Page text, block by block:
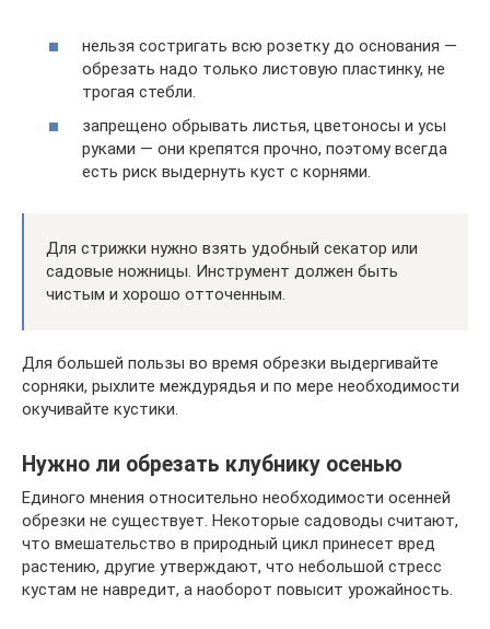
нельзя состригать всю розетку до основания —
обрезать надо только листовую пластинку, не
трогая стебли.
запрещено обрывать листья, цветоносы и усы
руками — они крепятся прочно, поэтому всегда
есть риск выдернуть куст с корнями.
Для стрижки нужно взять удобный секатор или
садовые ножницы. Инструмент должен быть
чистым и хорошо отточенным.
Для большей пользы во время обрезки выдергивайте
сорняки, рыхлите междурядья и по мере необходимости
окучивайте кустики.
Нужно ли обрезать клубнику осенью
Единого мнения относительно необходимости осенней
обрезки не существует. Некоторые садоводы считают,
что вмешательство в природный цикл принесет вред
растению, другие утверждают, что небольшой стресс
кустам не навредит, а наоборот повысит урожайность.